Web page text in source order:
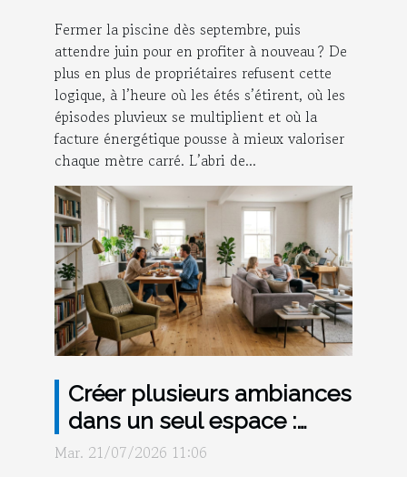
Fermer la piscine dès septembre, puis
attendre juin pour en profiter à nouveau ? De
plus en plus de propriétaires refusent cette
logique, à l’heure où les étés s’étirent, où les
épisodes pluvieux se multiplient et où la
facture énergétique pousse à mieux valoriser
chaque mètre carré. L’abri de...
Créer plusieurs ambiances
dans un seul espace :
mission possible ?
Mar. 21/07/2026 11:06